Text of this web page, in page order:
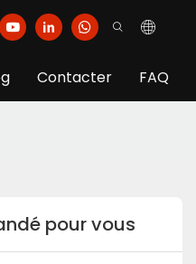
Contacter FAQ
pour vous